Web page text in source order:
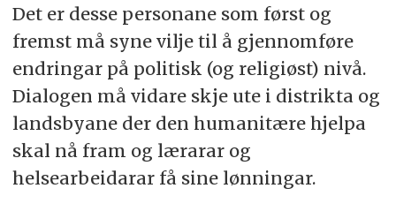
Det er desse personane som først og
fremst må syne vilje til å gjennomføre
endringar på politisk (og religiøst) nivå.
Dialogen må vidare skje ute i distrikta og
landsbyane der den humanitære hjelpa
skal nå fram og lærarar og
helsearbeidarar få sine lønningar.